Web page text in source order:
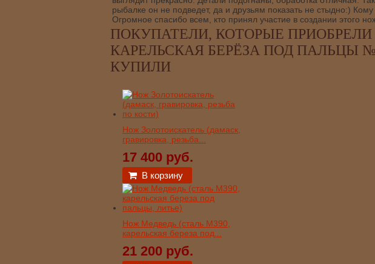
рыбалке он не подведет, да и друзьям показать не стыдно:)
Огромное спасибо всем, кто принял участие в создании этого
ПОКУПАТЕЛИ, КОТОРЫЕ ПРИОБРЕЛИ
КАРЕЛЬСКАЯ БЕРЁЗА ПОД ПАЛЬЦЫ
КУПИЛИ
Нож Золотоискатель (дамаск,
гравировка, резьба...
17 400 руб.
В корзину
Нож Медведь (сталь М390,
карельская береза под...
21 200 руб.